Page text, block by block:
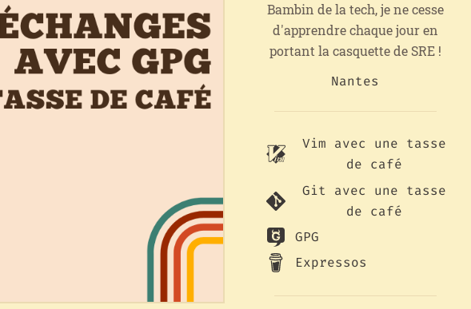
Bambin de la tech, je ne cesse
d'apprendre chaque jour en
portant la casquette de SRE !
Nantes
Vim avec une tasse
de café
Git avec une tasse
de café
GPG
Expressos